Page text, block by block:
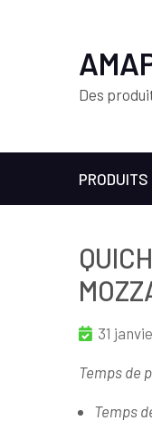
Des
31
Temps de
Temps